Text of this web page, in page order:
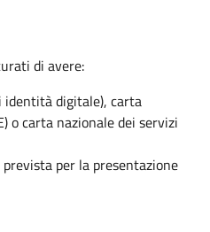
di avere:
identità digitale), carta
o carta nazionale dei servizi
per la presentazione